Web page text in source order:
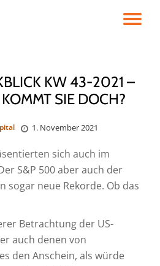
KW 43-2021 –
SIE DOCH?
1. November 2021
sich auch im
S&P 500 aber auch der
sogar neue Rekorde. Ob das
Betrachtung der US-
auch denen von
den Anschein, als würde